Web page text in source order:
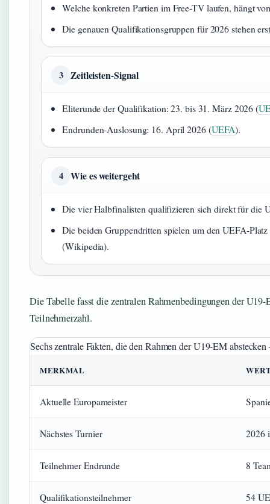
Welche konkreten Partien im Free-TV laufen, hängt
Die genauen Qualifikationsgruppen für 2026 stehen
3 Zeitleisten-Signal
Eliterunde der Qualifikation: 23. bis 31. März 2026 (
Endrunden-Auslosung: 16. April 2026 (UEFA).
4 Wie es weitergeht
Die vier Halbfinalisten qualifizieren sich direkt für die
Die beiden Gruppendritten spielen um den UEFA-
(Wikipedia).
Die Tabelle fasst die zentralen Rahmenbedingungen der
Teilnehmerzahl.
Sechs zentrale Fakten, die den Rahmen der U19-EM
MERKMAL
Aktuelle Europameister
Nächstes Turnier 2026
Teilnehmer Endrunde 8
Qualifikationsteilnehmer 54